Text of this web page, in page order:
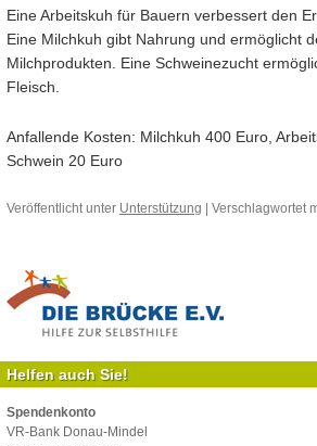
Eine Arbeitskuh für Bauern verbessert den
Eine Milchkuh gibt Nahrung und ermöglicht
Milchprodukten. Eine Schweinezucht
Fleisch.
Anfallende Kosten: Milchkuh 400 Euro,
Schwein 20 Euro
Veröffentlicht unter Unterstützung | Verschlagwortet
Helfen auch Sie!
Spendenkonto
VR-Bank Donau-Mindel